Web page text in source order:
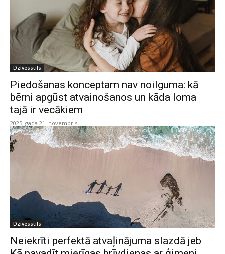
Dzīvesstils
Piedošanas konceptam nav noilguma: kā
bērni apgūst atvainošanos un kāda loma
tajā ir vecākiem
2025. gada 21. novembris
Dzīvesstils
Neiekrīti perfektā atvaļinājuma slazdā jeb